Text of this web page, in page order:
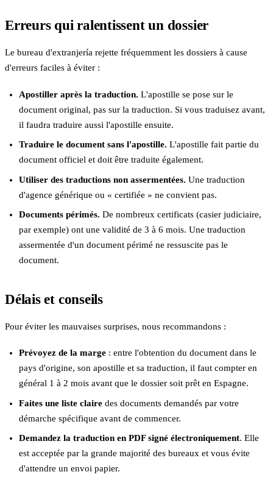
Erreurs qui ralentissent un dossier
Le bureau d'extranjería rejette fréquemment les dossiers à cause
d'erreurs faciles à éviter :
Apostiller après la traduction. L'apostille se pose sur le
document original, pas sur la traduction. Si vous traduisez avant,
il faudra traduire aussi l'apostille ensuite.
Traduire le document sans l'apostille. L'apostille fait partie du
document officiel et doit être traduite également.
Utiliser des traductions non assermentées. Une traduction
d'agence générique ou « certifiée » ne convient pas.
Documents périmés. De nombreux certificats (casier judiciaire,
par exemple) ont une validité de 3 à 6 mois. Une traduction
assermentée d'un document périmé ne ressuscite pas le
document.
Délais et conseils
Pour éviter les mauvaises surprises, nous recommandons :
Prévoyez de la marge: entre l'obtention du document dans le
pays d'origine, son apostille et sa traduction, il faut compter en
général 1 à 2 mois avant que le dossier soit prêt en Espagne.
Faites une liste clairedes documents demandés par votre
démarche spécifique avant de commencer.
Demandez la traduction en PDF signé électroniquement. Elle
est acceptée par la grande majorité des bureaux et vous évite
d'attendre un envoi papier.